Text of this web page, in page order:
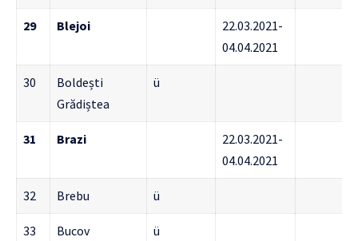
29 Blejoi
22.03.2021-
04.04.2021
30
Boldești
Grădiștea
ü
31 Brazi
22.03.2021-
04.04.2021
32 Brebu ü
33 Bucov ü